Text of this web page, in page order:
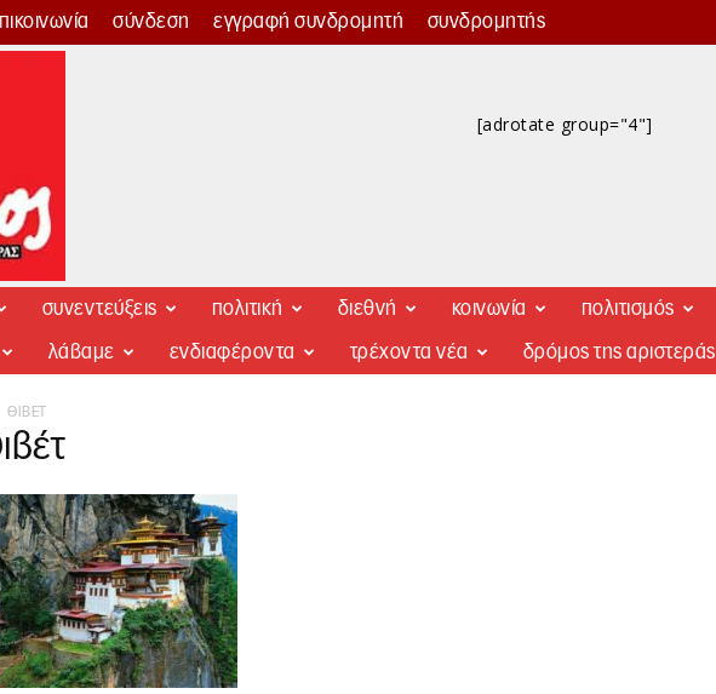
σύνδεση εγγραφή συνδρομητή συνδρομητής
[adrotate group="4"]
συνεντεύξεις πολιτική διεθνή κοινωνία πολιτισμός
λάβαμε ενδιαφέροντα τρέχοντα νέα δρόμος της αριστεράς
ΘΙΒΈΤ